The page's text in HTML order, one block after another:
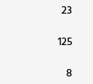
23
125
8